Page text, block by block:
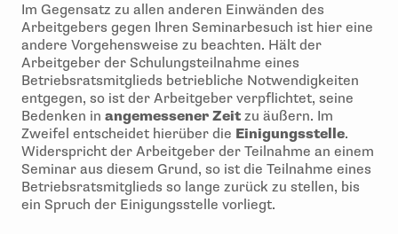
Im Gegensatz zu allen anderen Einwänden des
Arbeitgebers gegen Ihren Seminarbesuch ist hier eine
andere Vorgehensweise zu beachten. Hält der
Arbeitgeber der Schulungsteilnahme eines
Betriebsratsmitglieds betriebliche Notwendigkeiten
entgegen, so ist der Arbeitgeber verpflichtet, seine
Bedenken in angemessener Zeit zu äußern. Im
Zweifel entscheidet hierüber die Einigungsstelle.
Widerspricht der Arbeitgeber der Teilnahme an einem
Seminar aus diesem Grund, so ist die Teilnahme eines
Betriebsratsmitglieds so lange zurück zu stellen, bis
ein Spruch der Einigungsstelle vorliegt.